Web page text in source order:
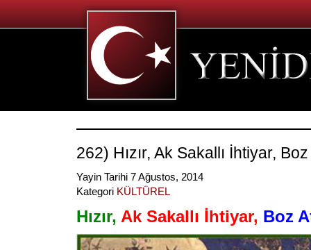
262) Hızır, Ak Sakallı İhtiyar,
Yayin Tarihi 7 Ağustos, 2014
Kategori KÜLTÜREL
Hızır, Ak Sakallı İhtiyar, Boz